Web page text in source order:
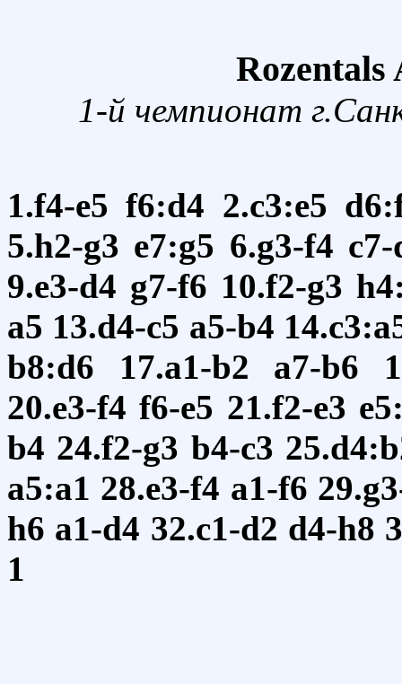
Rozentals
1-й чемпионат
1.f4-e5 f6:d4 2.c3:e5
5.h2-g3 e7:g5 6.g3-f4
9.e3-d4 g7-f6 10.f2-g3
a5 13.d4-c5 a5-b4
b8:d6
17.a1-b2 a7-b6
20.e3-f4 f6-e5 21.f2-e3
b4 24.f2-g3 b4-c3
a5:a1 28.e3-f4 a1-f6
h6 a1-d4 32.c1-d2 d4-h8
1